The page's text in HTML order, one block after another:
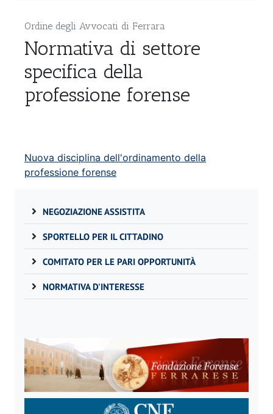
Ordine degli Avvocati di Ferrara
Normativa di settore
specifica della
professione forense
Nuova disciplina dell'ordinamento della
professione forense
NEGOZIAZIONE ASSISTITA
SPORTELLO PER IL CITTADINO
COMITATO PER LE PARI OPPORTUNITÀ
NORMATIVA D'INTERESSE